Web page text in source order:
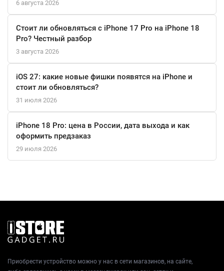
JBL CHARGE 5 – вы можете объединить две колонки в
беспроводную стереосистему с общей мощностью 60 Ватт и
наслаждаться невероятно мощным звуком.
6 августа 2026
Стоит ли обновляться с iPhone 17 Pro на iPhone 18
Pro? Честный разбор
3 августа 2026
iOS 27: какие новые фишки появятся на iPhone и
стоит ли обновляться?
31 июля 2026
iPhone 18 Pro: цена в России, дата выхода и как
оформить предзаказ
29 июля 2026
Приобрести устройство можно у нас в сети магазинов, на сайте,